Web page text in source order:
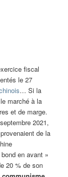
fiscal
le 27
… Si la
marché à la
et de marge.
2021,
de la
en avant »
20 % de son